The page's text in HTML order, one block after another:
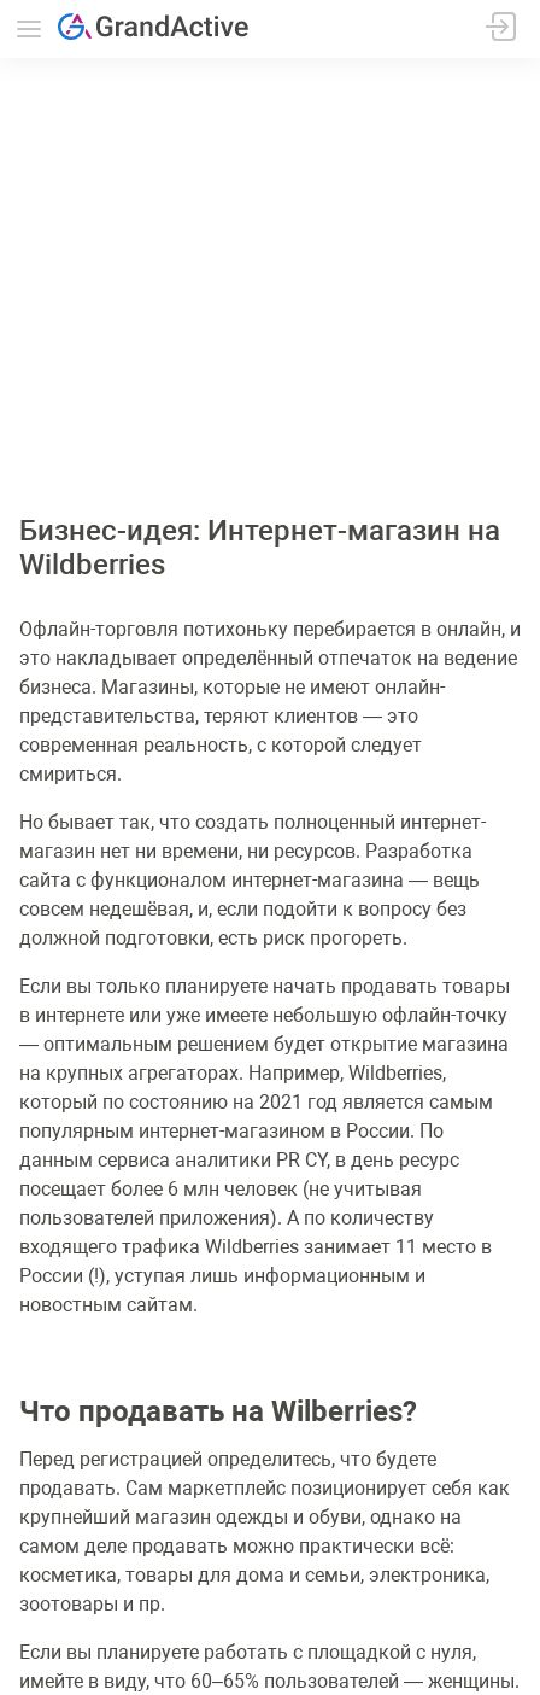
Бизнес-идея: Интернет-магазин на
Wildberries
Офлайн-торговля потихоньку перебирается в онлайн, и
это накладывает определённый отпечаток на ведение
бизнеса. Магазины, которые не имеют онлайн-
представительства, теряют клиентов — это
современная реальность, с которой следует
смириться.
Но бывает так, что создать полноценный интернет-
магазин нет ни времени, ни ресурсов. Разработка
сайта с функционалом интернет-магазина — вещь
совсем недешёвая, и, если подойти к вопросу без
должной подготовки, есть риск прогореть.
Если вы только планируете начать продавать товары
в интернете или уже имеете небольшую офлайн-точку
— оптимальным решением будет открытие магазина
на крупных агрегаторах. Например, Wildberries,
который по состоянию на 2021 год является самым
популярным интернет-магазином в России. По
данным сервиса аналитики PR CY, в день ресурс
посещает более 6 млн человек (не учитывая
пользователей приложения). А по количеству
входящего трафика Wildberries занимает 11 место в
России (!), уступая лишь информационным и
новостным сайтам.
Что продавать на Wilberries?
Перед регистрацией определитесь, что будете
продавать. Сам маркетплейс позиционирует себя как
крупнейший магазин одежды и обуви, однако на
самом деле продавать можно практически всё:
косметика, товары для дома и семьи, электроника,
зоотовары и пр.
Если вы планируете работать с площадкой с нуля,
имейте в виду, что 60–65% пользователей — женщины.